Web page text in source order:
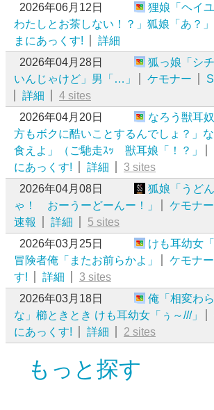
2026年06月12日
狸娘「ヘイ
わたしとお茶しない！？」狐娘「あ？」
まにあっくす!
詳細
2026年04月28日
狐っ娘「シ
いんじゃけど」男「…」
ケモナー
詳細
4 sites
2026年04月20日
なろう獣耳
方もボクに酷いことするんでしょ？」
食えよ」（ご馳走ｽｯ 獣耳娘「！？」
にあっくす!
詳細
3 sites
2026年04月08日
狐娘「うど
ゃ！ おーうーどーんー！」
ケモナー
速報
詳細
5 sites
2026年03月25日
けも耳幼女
冒険者俺「またお前らかよ」
ケモナー
す!
詳細
3 sites
2026年03月18日
俺「相変わ
な」櫛ときとき けも耳幼女「ぅ～///」
にあっくす!
詳細 2 sites
もっと探す